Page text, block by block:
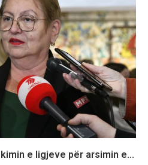
e ligjeve për arsimin e...